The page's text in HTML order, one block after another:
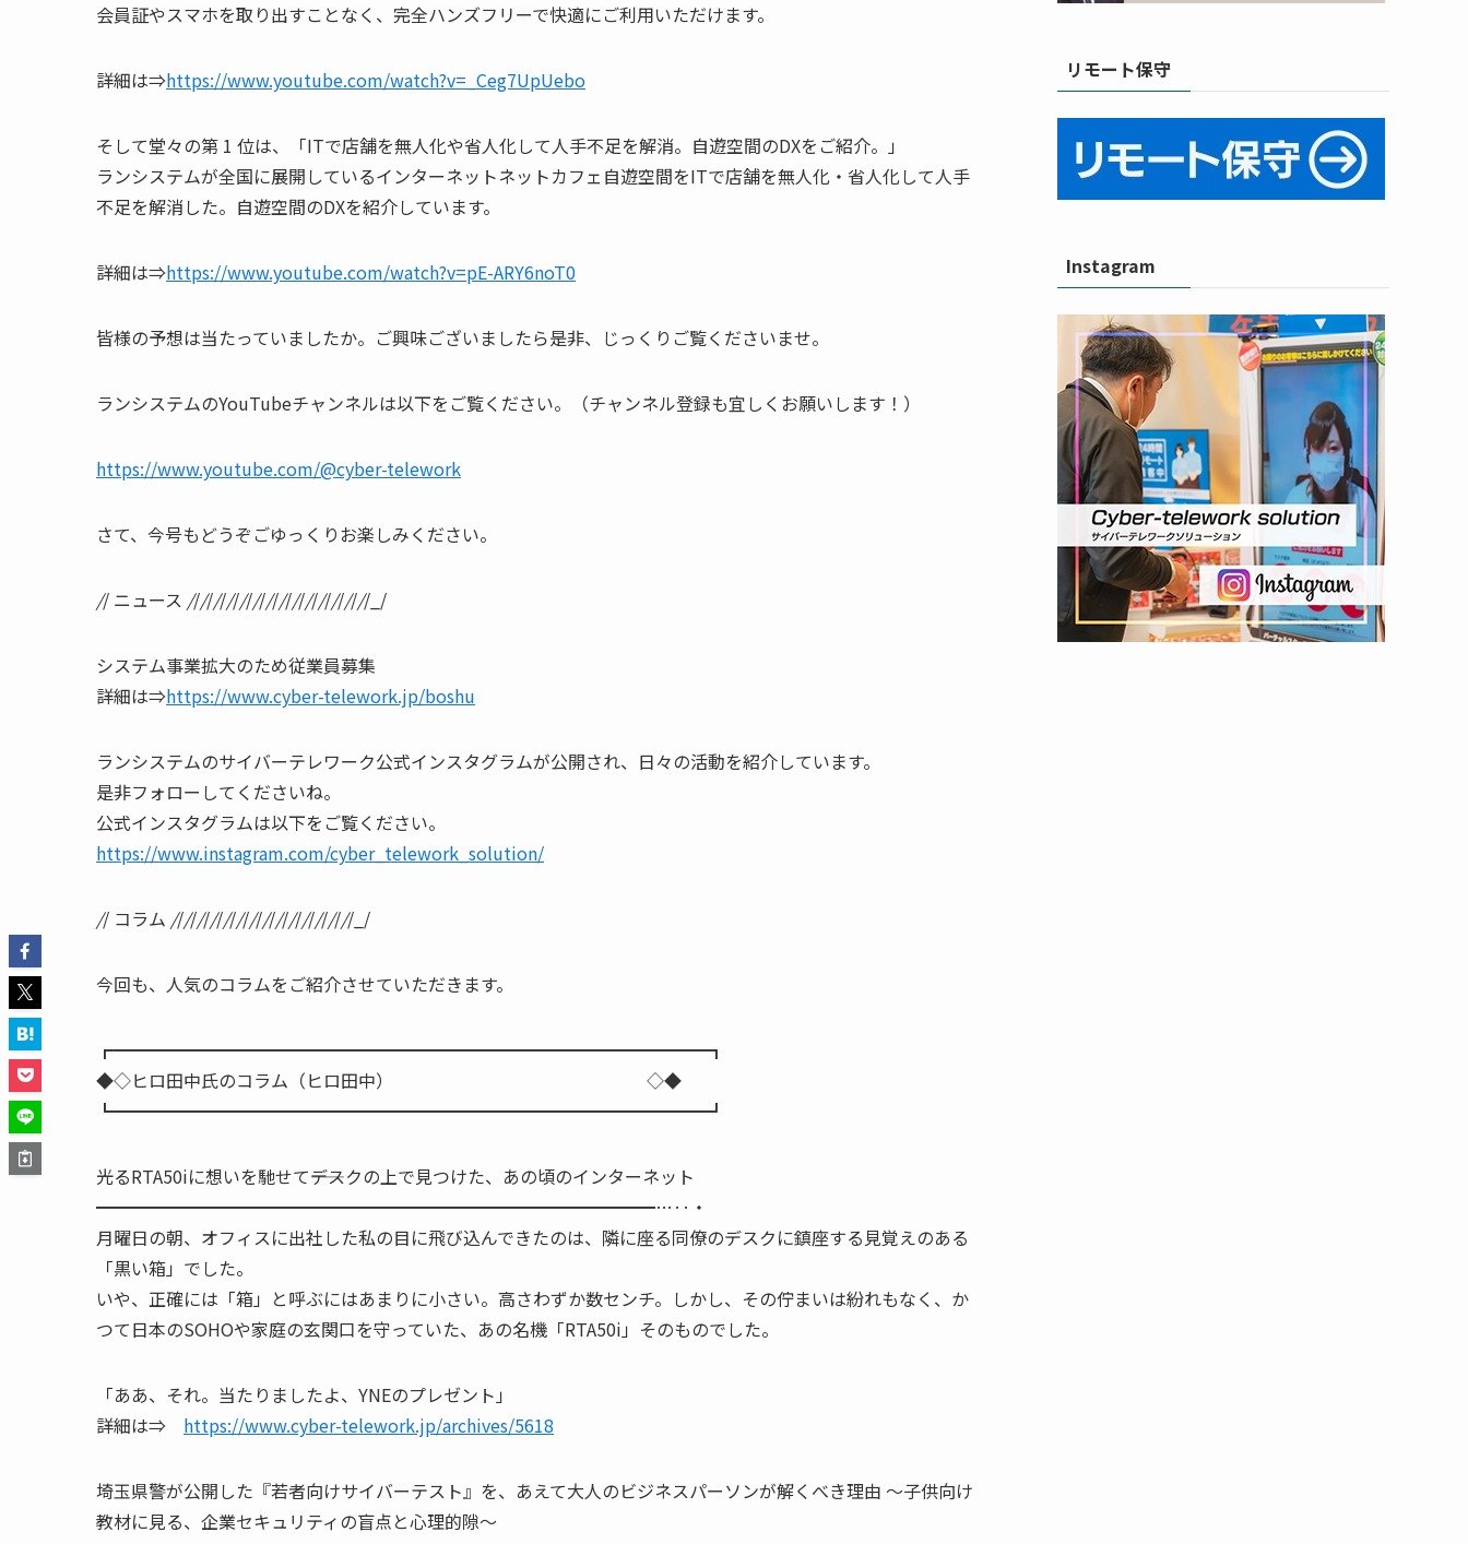
会員証やスマホを取り出すことなく、完全ハンズフリーで快適にご利用いただけます。
詳細は⇒https://www.youtube.com/watch?v=_Ceg7UpUebo
そして堂々の第 1 位は、「ITで店舗を無人化や省人化して人手不足を解消。自遊空間のDXをご紹介。」
ランシステムが全国に展開しているインターネットネットカフェ自遊空間をITで店舗を無人化・省人化して人手
不足を解消した。自遊空間のDXを紹介しています。
詳細は⇒https://www.youtube.com/watch?v=pE-ARY6noT0
皆様の予想は当たっていましたか。ご興味ございましたら是非、じっくりご覧くださいませ。
ランシステムのYouTubeチャンネルは以下をご覧ください。（チャンネル登録も宜しくお願いします！）
https://www.youtube.com/@cyber-telework
さて、今号もどうぞごゆっくりお楽しみください。
// ニュース ////////////////////////////_/
システム事業拡大のため従業員募集
詳細は⇒https://www.cyber-telework.jp/boshu
ランシステムのサイバーテレワーク公式インスタグラムが公開され、日々の活動を紹介しています。
是非フォローしてくださいね。
公式インスタグラムは以下をご覧ください。
https://www.instagram.com/cyber_telework_solution/
// コラム ////////////////////////////_/
今回も、人気のコラムをご紹介させていただきます。
┏━━━━━━━━━━━━━━━━━━━━━━━━━━━━━━━━━━┓
◆◇ヒロ田中氏のコラム（ヒロ田中） ◇◆
┗━━━━━━━━━━━━━━━━━━━━━━━━━━━━━━━━━━┛
光るRTA50iに想いを馳せて――デスクの上で見つけた、あの頃のインターネット
━━━━━━━━━━━━━━━━━━━━━━━━━━━━━━━━…‥・
月曜日の朝、オフィスに出社した私の目に飛び込んできたのは、隣に座る同僚のデスクに鎮座する見覚えのある
「黒い箱」でした。
いや、正確には「箱」と呼ぶにはあまりに小さい。高さわずか数センチ。しかし、その佇まいは紛れもなく、か
つて日本のSOHOや家庭の玄関口を守っていた、あの名機「RTA50i」そのものでした。
「ああ、それ。当たりましたよ、YNEのプレゼント」
詳細は⇒ https://www.cyber-telework.jp/archives/5618
埼玉県警が公開した『若者向けサイバーテスト』を、あえて大人のビジネスパーソンが解くべき理由 〜子供向け
教材に見る、企業セキュリティの盲点と心理的隙〜
リモート保守
Instagram